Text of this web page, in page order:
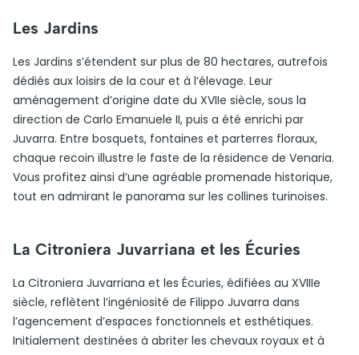
Les Jardins
Les Jardins s’étendent sur plus de 80 hectares, autrefois
dédiés aux loisirs de la cour et à l’élevage. Leur
aménagement d’origine date du XVIIe siècle, sous la
direction de Carlo Emanuele II, puis a été enrichi par
Juvarra. Entre bosquets, fontaines et parterres floraux,
chaque recoin illustre le faste de la résidence de Venaria.
Vous profitez ainsi d’une agréable promenade historique,
tout en admirant le panorama sur les collines turinoises.
La Citroniera Juvarriana et les Écuries
La Citroniera Juvarriana et les Écuries, édifiées au XVIIIe
siècle, reflètent l’ingéniosité de Filippo Juvarra dans
l’agencement d’espaces fonctionnels et esthétiques.
Initialement destinées à abriter les chevaux royaux et à